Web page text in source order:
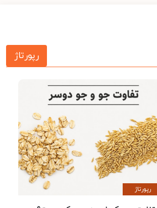
رپورتاژ
رپورتاژ